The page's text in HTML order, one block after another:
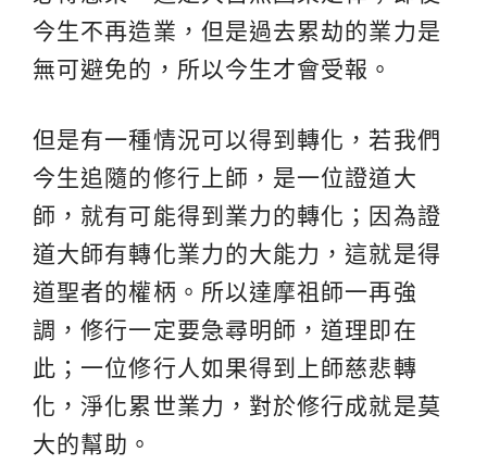
今生不再造業，但是過去累劫的業力是
無可避免的，所以今生才會受報。
但是有一種情況可以得到轉化，若我們
今生追隨的修行上師，是一位證道大
師，就有可能得到業力的轉化；因為證
道大師有轉化業力的大能力，這就是得
道聖者的權柄。所以達摩祖師一再強
調，修行一定要急尋明師，道理即在
此；一位修行人如果得到上師慈悲轉
化，淨化累世業力，對於修行成就是莫
大的幫助。